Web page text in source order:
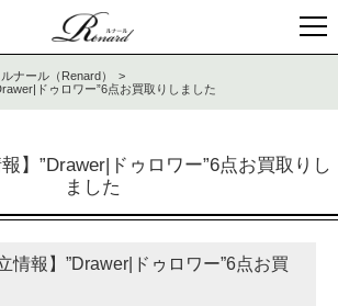
ナール（Renard）
ドゥロワー”6点お買取りしました
】”Drawer|ドゥロワー”6点お買取りし
ました
情報】”Drawer|ドゥロワー”6点お買